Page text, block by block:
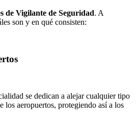
de Vigilante de Seguridad. A
son y en qué consisten:
se dedican a alejar cualquier tipo
los aeropuertos, protegiendo así a los